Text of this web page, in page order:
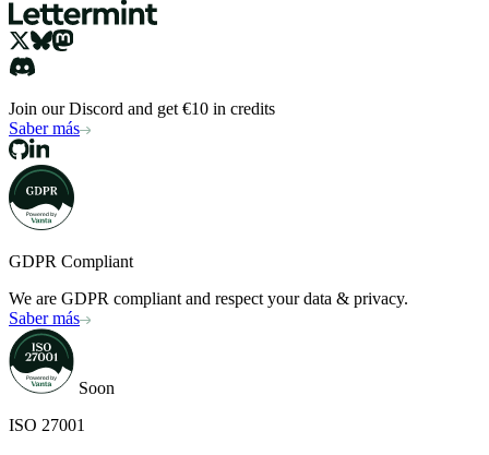
Join our Discord and get €10 in credits
Saber más
GDPR Compliant
We are GDPR compliant and respect your data & privacy.
Saber más
Soon
ISO 27001